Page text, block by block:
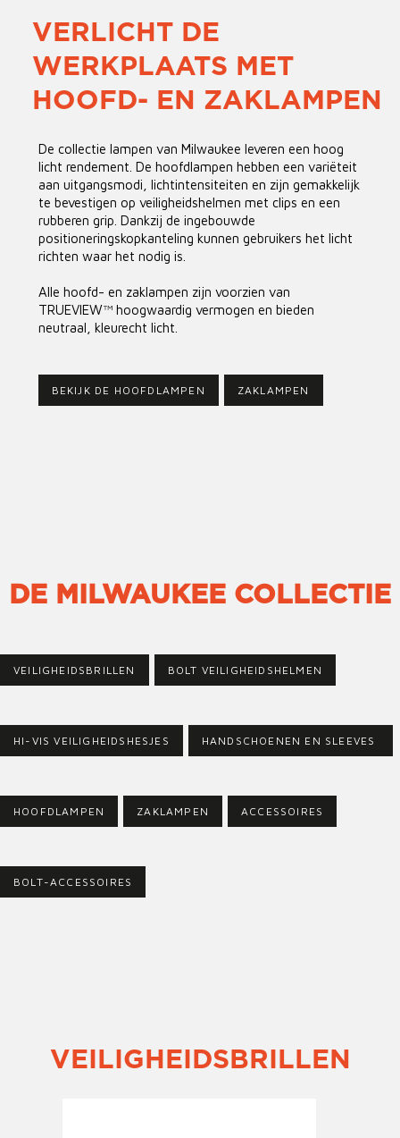
VERLICHT DE
WERKPLAATS MET
HOOFD- EN ZAKLAMPEN
De collectie lampen van Milwaukee leveren een hoog
licht rendement. De hoofdlampen hebben een variëteit
aan uitgangsmodi, lichtintensiteiten en zijn gemakkelijk
te bevestigen op veiligheidshelmen met clips en een
rubberen grip. Dankzij de ingebouwde
positioneringskopkanteling kunnen gebruikers het licht
richten waar het nodig is.
Alle hoofd- en zaklampen zijn voorzien van
TRUEVIEW™ hoogwaardig vermogen en bieden
neutraal, kleurecht licht.
BEKIJK DE HOOFDLAMPEN ZAKLAMPEN
DE MILWAUKEE COLLECTIE
VEILIGHEIDSBRILLEN BOLT VEILIGHEIDSHELMEN
HI-VIS VEILIGHEIDSHESJES HANDSCHOENEN EN SLEEVES
HOOFDLAMPEN ZAKLAMPEN ACCESSOIRES
BOLT-ACCESSOIRES
VEILIGHEIDSBRILLEN